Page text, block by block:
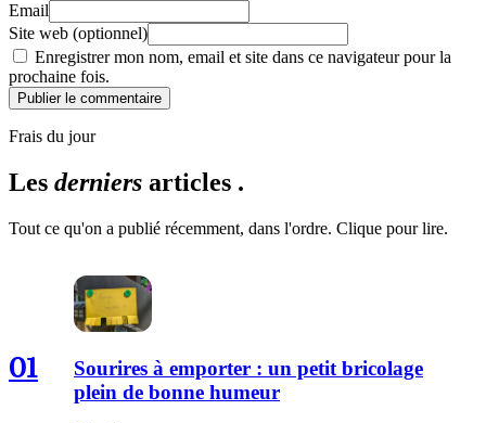
Email
Site web (optionnel)
Enregistrer mon nom, email et site dans ce navigateur pour la
prochaine fois.
Publier le commentaire
Frais du jour
Les derniers articles .
Tout ce qu'on a publié récemment, dans l'ordre. Clique pour lire.
01
Sourires à emporter : un petit bricolage
plein de bonne humeur